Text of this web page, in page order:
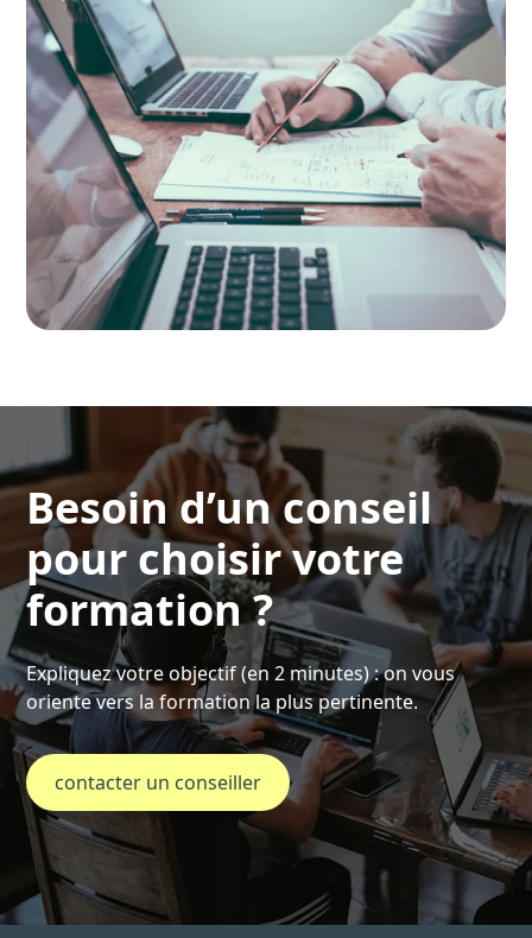
Besoin d’un conseil
pour choisir votre
formation ?
Expliquez votre objectif (en 2 minutes) : on vous
oriente vers la formation la plus pertinente.
contacter un conseiller